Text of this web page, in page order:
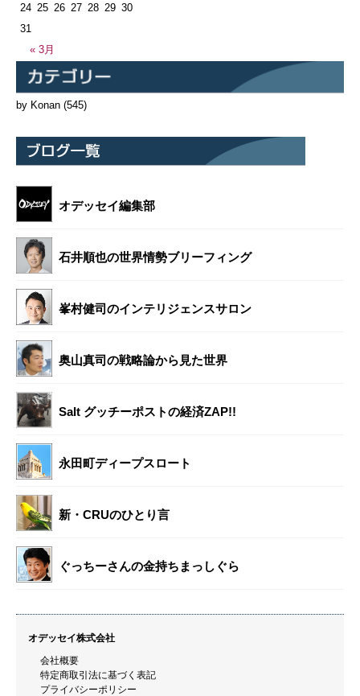
« 3月
24 25 26 27 28 29 30
31
by Konan (545)
オデッセイ編集部
石井順也の世界情勢ブリーフィング
峯村健司のインテリジェンスサロン
奥山真司の戦略論から見た世界
Salt グッチーポストの経済ZAP!!
永田町ディープスロート
新・CRUのひとり言
ぐっちーさんの金持ちまっしぐら
オデッセイ株式会社
会社概要
特定商取引法に基づく表記
プライバシーポリシー